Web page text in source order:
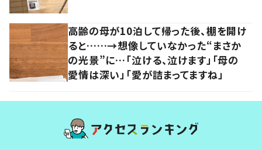
高齢の母が10泊して帰った後、棚を開け
ると……→想像していなかった“まさか
の光景”に…「泣ける、泣けます」「母の
愛情は深い」「愛が詰まってますね」